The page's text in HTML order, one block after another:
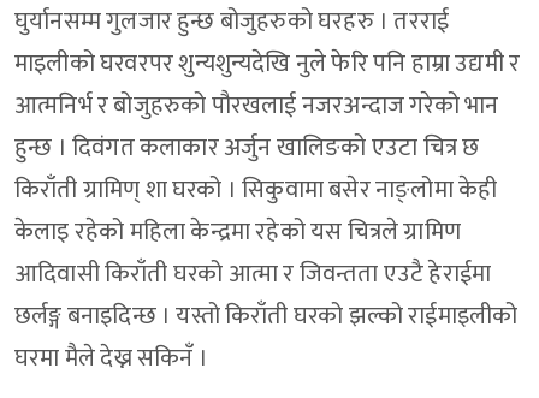
घुर्यानसम्म गुलजार हुन्छ बोजुहरुको घरहरु । तरराई
माइलीको घरवरपर शुन्यशुन्यदेखि नुले फेरि पनि हाम्रा उद्यमी र
आत्मनिर्भ र बोजुहरुको पौरखलाई नजरअन्दाज गरेको भान
हुन्छ । दिवंगत कलाकार अर्जुन खालिङको एउटा चित्र छ
किराँती ग्रामिण् शा घरको । सिकुवामा बसेर नाङ्लोमा केही
केलाइ रहेको महिला केन्द्रमा रहेको यस चित्रले ग्रामिण
आदिवासी किराँती घरको आत्मा र जिवन्तता एउटै हेराईमा
छर्लङ्ग बनाइदिन्छ । यस्तो किराँती घरको झल्को राईमाइलीको
घरमा मैले देख्न सकिनँ ।